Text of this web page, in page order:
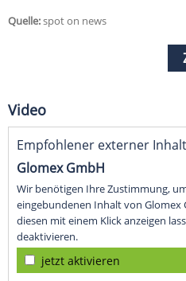
Quelle:spot on news
Video
Empfohlener externer
Glomex GmbH
Wir benötigen Ihre Zustimmung,
eingebundenen Inhalt von Glomex
diesen mit einem Klick anzeigen
deaktivieren.
jetzt aktivieren